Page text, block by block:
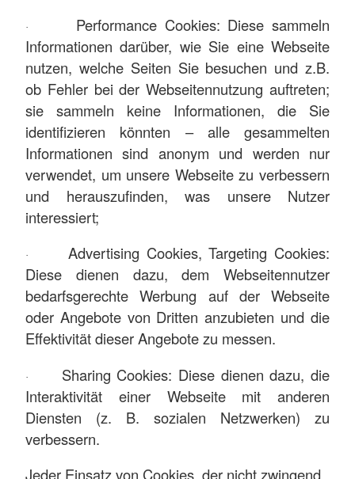
·
Performance Cookies: Diese sammeln
Informationen darüber, wie Sie eine Webseite
nutzen, welche Seiten Sie besuchen und z.B.
ob Fehler bei der Webseitennutzung auftreten;
sie sammeln keine Informationen, die Sie
identifizieren könnten – alle gesammelten
Informationen sind anonym und werden nur
verwendet, um unsere Webseite zu verbessern
und herauszufinden, was unsere Nutzer
interessiert;
·
Advertising Cookies, Targeting Cookies:
Diese dienen dazu, dem Webseitennutzer
bedarfsgerechte Werbung auf der Webseite
oder Angebote von Dritten anzubieten und die
Effektivität dieser Angebote zu messen.
·
Sharing Cookies: Diese dienen dazu, die
Interaktivität einer Webseite mit anderen
Diensten (z. B. sozialen Netzwerken) zu
verbessern.
Jeder Einsatz von Cookies, der nicht zwingend